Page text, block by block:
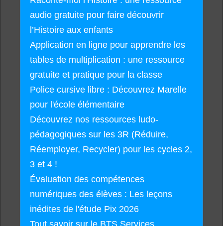
audio gratuite pour faire découvrir
l’Histoire aux enfants
Application en ligne pour apprendre les
tables de multiplication : une ressource
gratuite et pratique pour la classe
Police cursive libre : Découvrez Marelle
pour l'école élémentaire
Découvrez nos ressources ludo-
pédagogiques sur les 3R (Réduire,
Réemployer, Recycler) pour les cycles 2,
3 et 4 !
Évaluation des compétences
numériques des élèves : Les leçons
inédites de l'étude Pix 2026
Tout savoir sur le BTS Services